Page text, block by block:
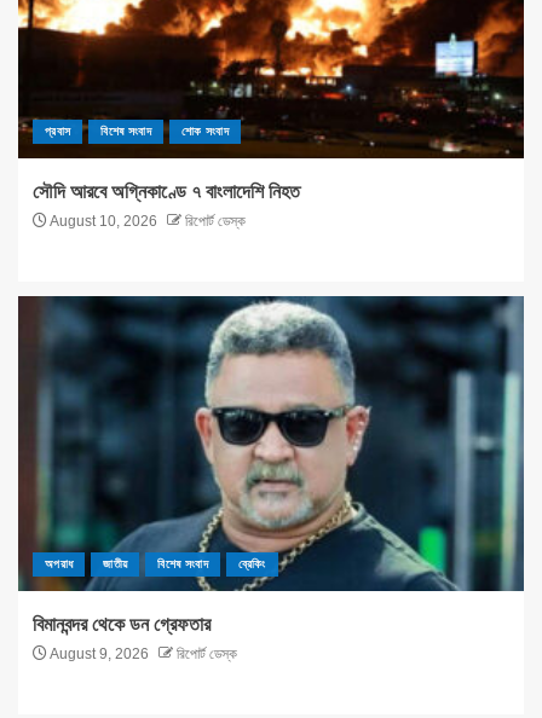
প্রবাস বিশেষ সংবাদ শোক সংবাদ
সৌদি আরবে অগ্নিকাণ্ডে ৭ বাংলাদেশি নিহত
August 10, 2026 রিপোর্ট ডেস্ক
অপরাধ জাতীয় বিশেষ সংবাদ ব্রেকিং
বিমানবন্দর থেকে ডন গ্রেফতার
August 9, 2026 রিপোর্ট ডেস্ক